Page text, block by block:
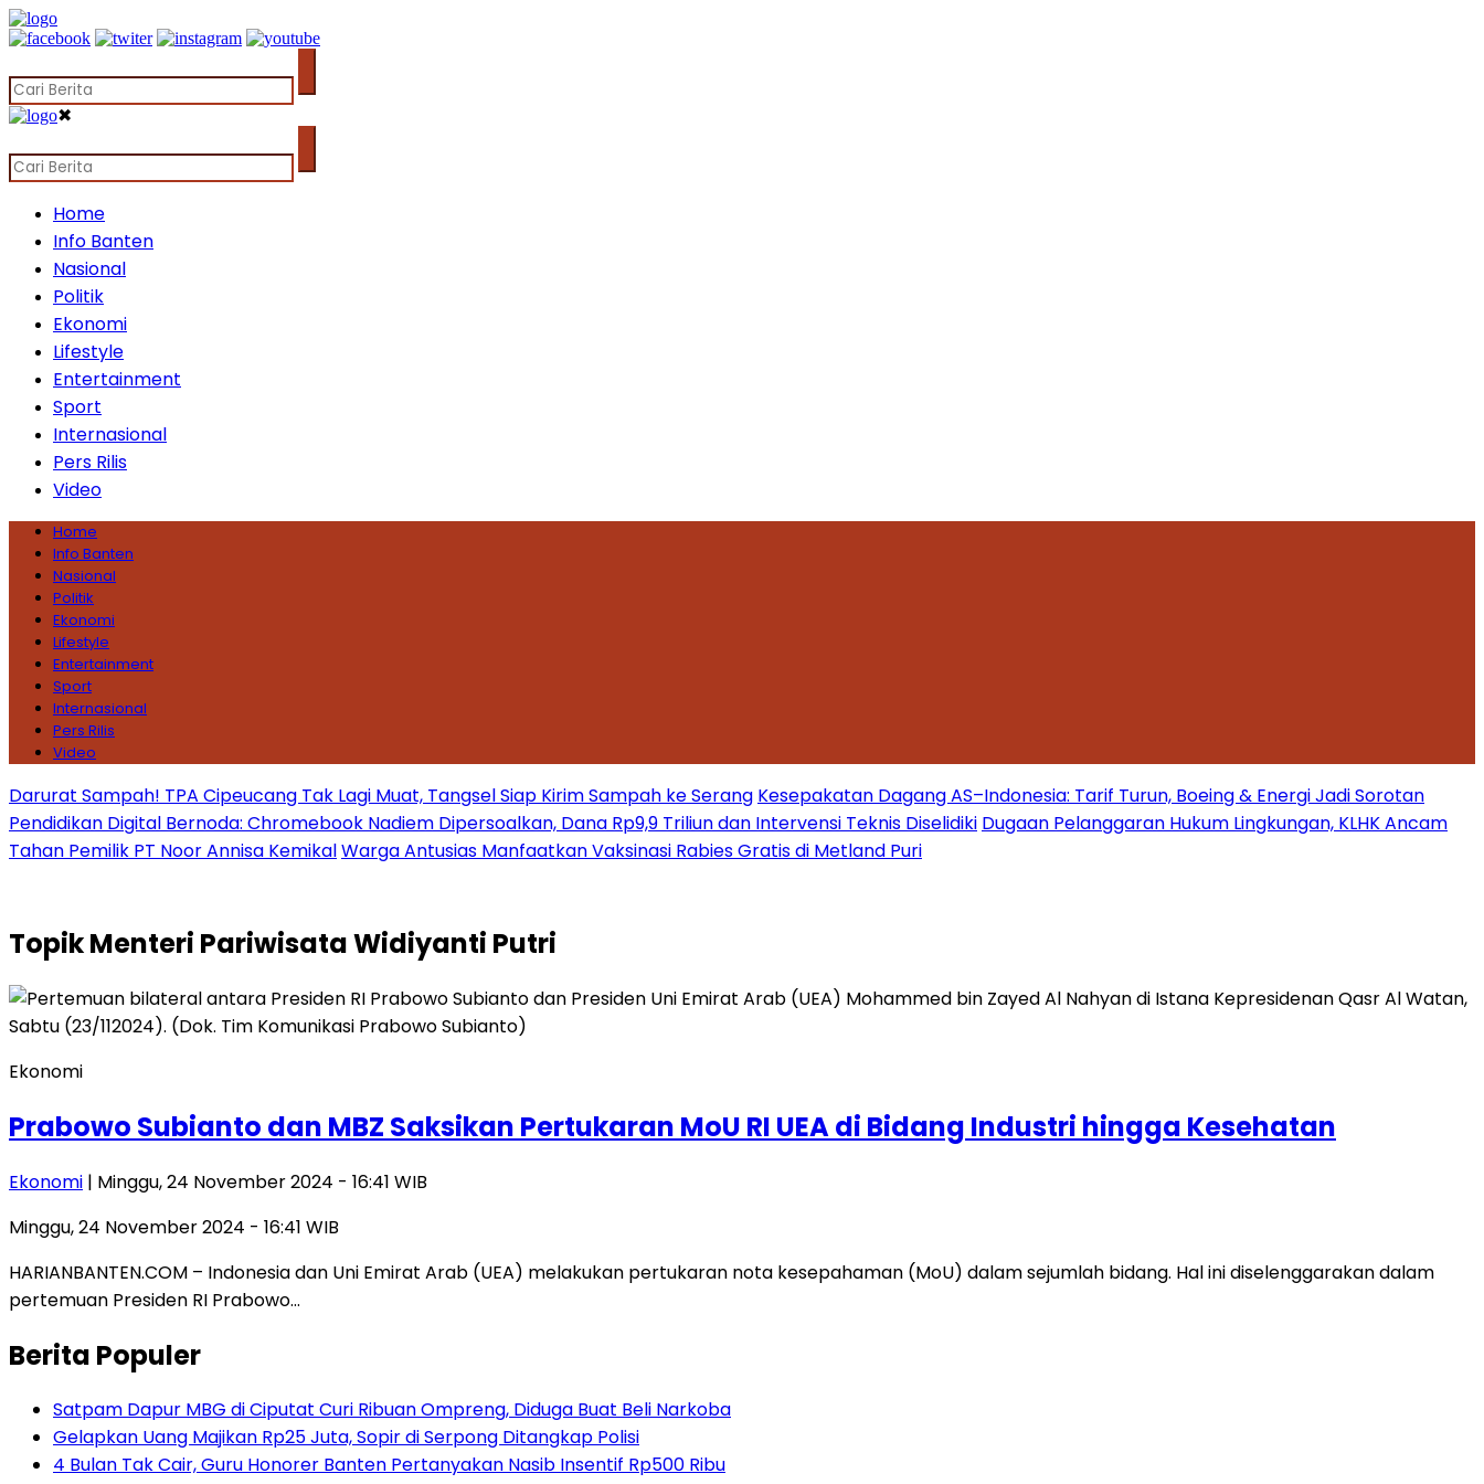
✖
Home
Info Banten
Nasional
Politik
Ekonomi
Lifestyle
Entertainment
Sport
Internasional
Pers Rilis
Video
Home
Info Banten
Nasional
Politik
Ekonomi
Lifestyle
Entertainment
Sport
Internasional
Pers Rilis
Video
Darurat Sampah! TPA Cipeucang Tak Lagi Muat, Tangsel Siap Kirim Sampah ke Serang Kesepakatan Dagang AS–Indonesia: Tarif Turun, Boeing & Energi Jadi Sorotan
Pendidikan Digital Bernoda: Chromebook Nadiem Dipersoalkan, Dana Rp9,9 Triliun dan Intervensi Teknis Diselidiki Dugaan Pelanggaran Hukum Lingkungan, KLHK Ancam
Tahan Pemilik PT Noor Annisa KemikalWarga Antusias Manfaatkan Vaksinasi Rabies Gratis di Metland Puri
TopikMenteri Pariwisata Widiyanti Putri
Ekonomi
Prabowo Subianto dan MBZ Saksikan Pertukaran MoU RI UEA di Bidang Industri hingga Kesehatan
Ekonomi | Minggu, 24 November 2024 - 16:41 WIB
Minggu, 24 November 2024 - 16:41 WIB
HARIANBANTEN.COM – Indonesia dan Uni Emirat Arab (UEA) melakukan pertukaran nota kesepahaman (MoU) dalam sejumlah bidang. Hal ini diselenggarakan dalam
pertemuan Presiden RI Prabowo…
Berita Populer
Satpam Dapur MBG di Ciputat Curi Ribuan Ompreng, Diduga Buat Beli Narkoba
Gelapkan Uang Majikan Rp25 Juta, Sopir di Serpong Ditangkap Polisi
4 Bulan Tak Cair, Guru Honorer Banten Pertanyakan Nasib Insentif Rp500 Ribu